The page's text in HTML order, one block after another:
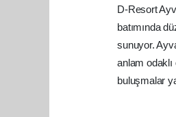
D-Resort
batımında
sunuyor.
anlam
buluşmalar